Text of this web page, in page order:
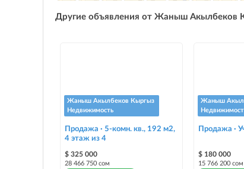
Другие объявления от Жаныш Акылбеков
Жаныш Акылбеков Кыргыз
Недвижимость
Продажа · 5-комн. кв., 192 м2,
4 этаж из 4
$ 325 000
28 466 750 сом
Жаныш
Продажа ·
$ 180 000
15 766 200 сом